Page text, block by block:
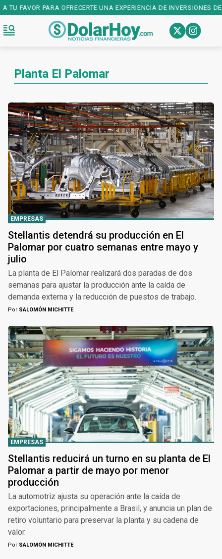
FAVOR PARA OFRECERTE UNA EXPERIENCIA DE INVERSIONES DE
Planta El Palomar
EMPRESAS
Stellantis detendrá su producción en El
Palomar por cuatro semanas entre mayo y
julio
La planta de El Palomar realizará dos paradas de dos
semanas para ajustar la producción ante la caída de
demanda externa y la reducción de puestos de trabajo.
Por SALOMÓN MICHITTE
EMPRESAS
Stellantis reducirá un turno en su planta de El
Palomar a partir de mayo por menor
producción
La automotriz ajusta su operación ante la caída de
exportaciones, principalmente a Brasil, y anuncia un plan de
retiro voluntario para preservar la planta y su cadena de
valor.
Por SALOMÓN MICHITTE